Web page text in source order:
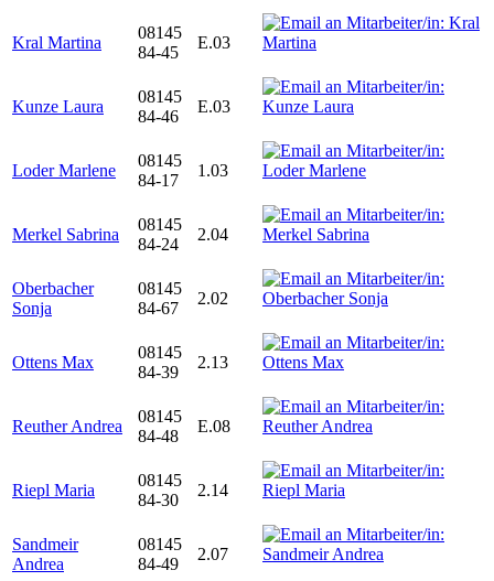
Kral Martina
08145
84-45
E.03
Kunze Laura
08145
84-46
E.03
Loder Marlene
08145
84-17
1.03
Merkel Sabrina
08145
84-24
2.04
Oberbacher
Sonja
08145
84-67
2.02
Ottens Max
08145
84-39
2.13
Reuther Andrea
08145
84-48
E.08
Riepl Maria
08145
84-30
2.14
Sandmeir
Andrea
08145
84-49
2.07